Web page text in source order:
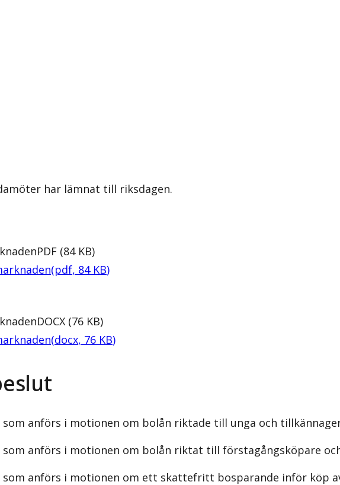
har lämnat till riksdagen.
PDF (84 KB)
(pdf, 84 KB)
DOCX (76 KB)
(docx, 76 KB)
som anförs i motionen om bolån riktade till unga och
som anförs i motionen om bolån riktat till förstagångsköpare
som anförs i motionen om ett skattefritt bosparande inför köp